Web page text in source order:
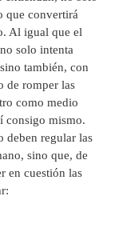
que convertirá
Al igual que el
solo intenta
también, con
de romper las
como medio
consigo mismo.
deben regular las
sino que, de
en cuestión las